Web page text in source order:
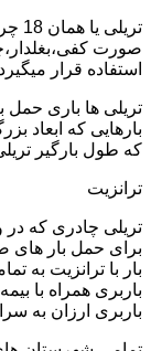
صورت
استفاده قرار
بارهایی که ابعاد
که طول بارگیر تریلی حدودا
ترانزیت
تریلی چادری که در
برای حمل بار های
بار با ترانزیت به
باربری همراه با
باربری ارزان به